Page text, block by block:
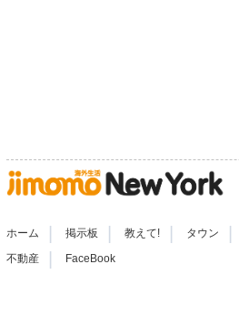
ホーム 掲示板 教えて! タウン
不動産 | FaceBook